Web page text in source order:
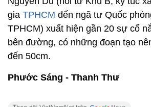
gia TPHCM đến ngã tư Quốc
TPHCM) xuất hiện gần 20 sự cố
bên đường, có những đoạn tạo
đến 50cm.
Phước Sáng - Thanh Thư